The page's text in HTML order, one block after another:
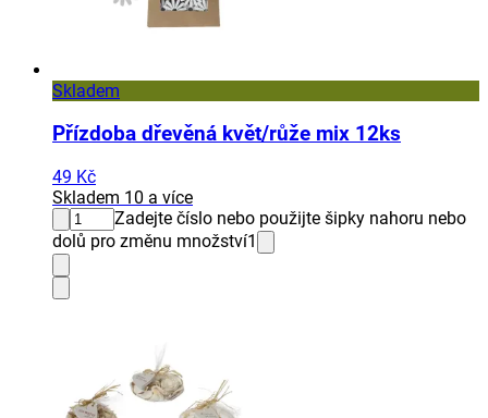
Skladem
Přízdoba dřevěná květ/růže mix 12ks
49 Kč
Skladem 10 a více
Zadejte číslo nebo použijte šipky nahoru nebo
dolů pro změnu množství1